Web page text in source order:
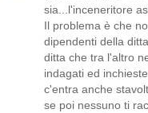
sia...l'inceneritore
Il problema è che
dipendenti della
ditta che tra l'altro
indagati ed
c'entra anche
se poi nessuno ti